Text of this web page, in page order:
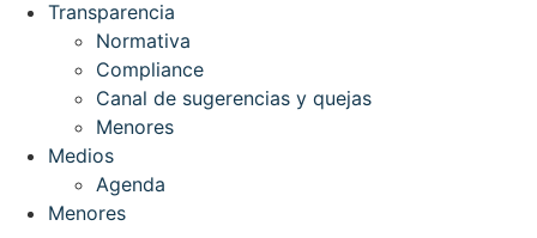
Transparencia
Normativa
Compliance
Canal de sugerencias y quejas
Menores
Medios
Agenda
Menores